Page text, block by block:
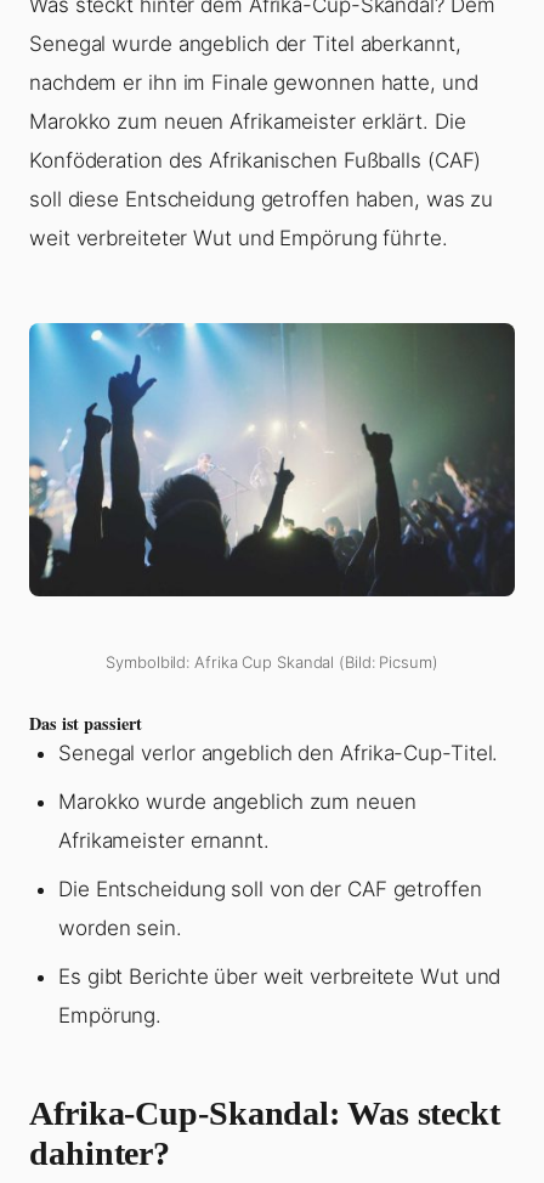
Was steckt hinter dem Afrika-Cup-Skandal? Dem
Senegal wurde angeblich der Titel aberkannt,
nachdem er ihn im Finale gewonnen hatte, und
Marokko zum neuen Afrikameister erklärt. Die
Konföderation des Afrikanischen Fußballs (CAF)
soll diese Entscheidung getroffen haben, was zu
weit verbreiteter Wut und Empörung führte.
Symbolbild: Afrika Cup Skandal (Bild: Picsum)
Das ist passiert
Senegal verlor angeblich den Afrika-Cup-Titel.
Marokko wurde angeblich zum neuen
Afrikameister ernannt.
Die Entscheidung soll von der CAF getroffen
worden sein.
Es gibt Berichte über weit verbreitete Wut und
Empörung.
Afrika-Cup-Skandal: Was steckt
dahinter?